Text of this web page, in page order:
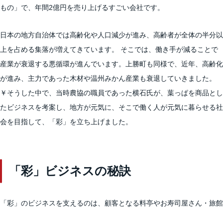
もの」で、年間2億円を売り上げるすごい会社です。
日本の地方自治体では高齢化や人口減少が進み、高齢者が全体の半分以
上を占める集落が増えてきています。 そこでは、働き手が減ることで
産業が衰退する悪循環が進んでいます。上勝町も同様で、近年、高齢化
が進み、主力であった木材や温州みかん産業も衰退していきました。
￥そうした中で、当時農協の職員であった横石氏が、葉っぱを商品とし
たビジネスを考案し、地方が元気に、そこで働く人が元気に暮らせる社
会を目指して、「彩」を立ち上げました。
「彩」ビジネスの秘訣
「彩」のビジネスを支えるのは、顧客となる料亭やお寿司屋さん・旅館